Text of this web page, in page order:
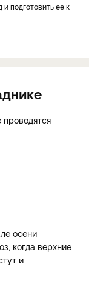
осени
когда верхние
и